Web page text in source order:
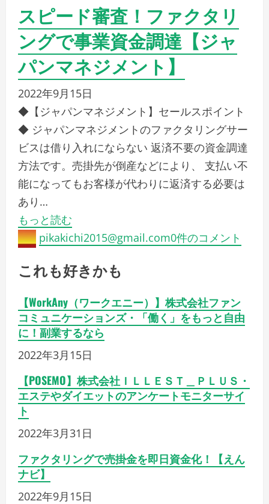
スピード審査！ファクタリ
ングで事業資金調達【ジャ
パンマネジメント】
2022年9月15日
◆【ジャパンマネジメント】セールスポイント
◆ ジャパンマネジメントのファクタリングサー
ビスは借り入れにならない 返済不要の資金調達
方法です。売掛先が倒産などにより、 支払い不
能になってもお客様が代わりに返済する必要は
あり…
もっと読む
pikakichi2015@gmail.com0件のコメント
これも好きかも
【WorkAny（ワークエニー）】株式会社ファン
コミュニケーションズ・「働く」をもっと自由
に！副業するなら
2022年3月15日
【POSEMO】株式会社ＩＬＬＥＳＴ＿ＰＬＵＳ・
エステやダイエットのアンケートモニターサイ
ト
2022年3月31日
ファクタリングで売掛金を即日資金化！【えん
ナビ】
2022年9月15日